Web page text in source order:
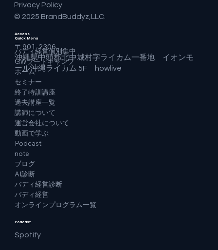
Privacy Policy
© 2025 BrandBuddyz,LLC.
Access
〒901-2306
沖縄県中頭郡北中城村字ライカム一番地 イオンモ
ール沖縄ライカム 5F howlive
Quick Menu
バディ経営個別集中
GWブートキャンプ
ホーム
セミナー
終了特訓講座
過去講座一覧
講師について
運営会社について
動画で学ぶ
Podcast
note
ブログ
AI診断
バディ経営診断
バディ経営
オンラインプログラム一覧
Podcast
Spotify